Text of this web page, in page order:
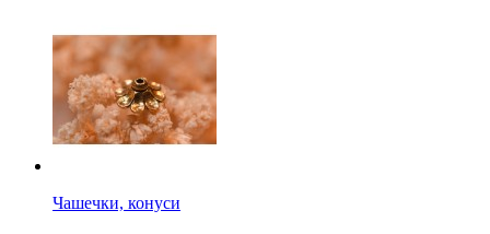
Чашечки, конуси